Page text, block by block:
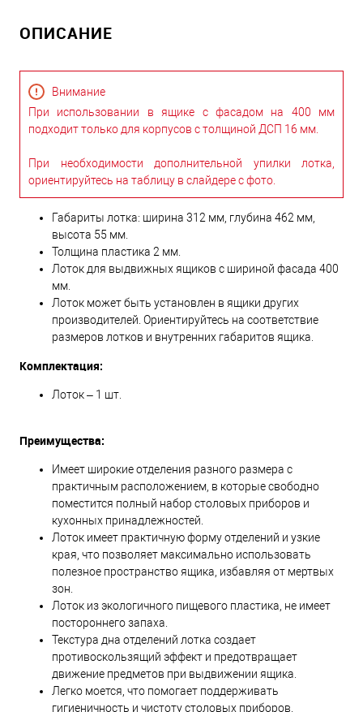
ОПИСАНИЕ
Внимание
При использовании в ящике с фасадом на 400 мм
подходит только для корпусов с толщиной ДСП 16 мм.
При необходимости дополнительной упилки лотка,
ориентируйтесь на таблицу в слайдере с фото.
Габариты лотка: ширина 312 мм, глубина 462 мм,
высота 55 мм.
Толщина пластика 2 мм.
Лоток для выдвижных ящиков с шириной фасада 400
мм.
Лоток может быть установлен в ящики других
производителей. Ориентируйтесь на соответствие
размеров лотков и внутренних габаритов ящика.
Комплектация:
Лоток – 1 шт.
Преимущества:
Имеет широкие отделения разного размера с
практичным расположением, в которые свободно
поместится полный набор столовых приборов и
кухонных принадлежностей.
Лоток имеет практичную форму отделений и узкие
края, что позволяет максимально использовать
полезное пространство ящика, избавляя от мертвых
зон.
Лоток из экологичного пищевого пластика, не имеет
постороннего запаха.
Текстура дна отделений лотка создает
противоскользящий эффект и предотвращает
движение предметов при выдвижении ящика.
Легко моется, что помогает поддерживать
гигиеничность и чистоту столовых приборов.